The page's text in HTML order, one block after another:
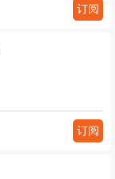
订阅
订阅